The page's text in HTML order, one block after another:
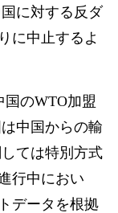
に対する反ダ
に中止するよ
のWTO加盟
中国からの輸
ては特別方式
行中におい
データを根拠